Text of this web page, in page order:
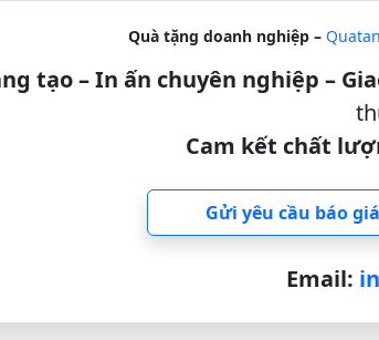
Quà tặng doanh nghiệp –
tạo – In ấn chuyên nghiệp –
Cam kết chất
Gửi yêu cầu báo giá
Email: